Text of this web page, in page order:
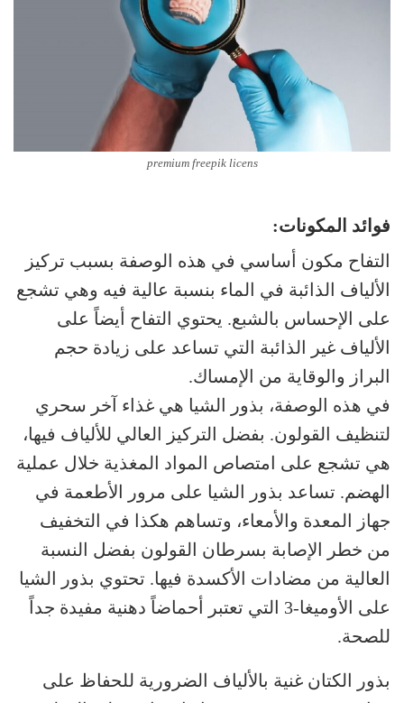
premium freepik licens
فوائد المكونات:
التفاح مكون أساسي في هذه الوصفة بسبب تركيز
الألياف الذائبة في الماء بنسبة عالية فيه وهي تشجع
على الإحساس بالشبع. يحتوي التفاح أيضاً على
الألياف غير الذائبة التي تساعد على زيادة حجم
البراز والوقاية من الإمساك.
في هذه الوصفة، بذور الشيا هي غذاء آخر سحري
لتنظيف القولون. بفضل التركيز العالي للألياف فيها،
هي تشجع على امتصاص المواد المغذية خلال عملية
الهضم. تساعد بذور الشيا على مرور الأطعمة في
جهاز المعدة والأمعاء، وتساهم هكذا في التخفيف
من خطر الإصابة بسرطان القولون بفضل النسبة
العالية من مضادات الأكسدة فيها. تحتوي بذور الشيا
على الأوميغا-3 التي تعتبر أحماضاً دهنية مفيدة جداً
للصحة.
بذور الكتان غنية بالألياف الضرورية للحفاظ على